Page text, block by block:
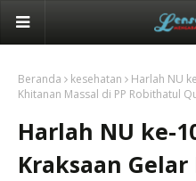
Beranda kesehatan
Harlah NU
Khitanan Massal di PP Robithatul
Harlah NU ke-
Kraksaan